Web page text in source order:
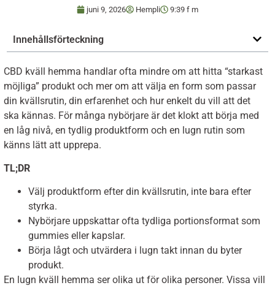
juni 9, 2026 Hempli 9:39 f m
Innehållsförteckning
CBD kväll hemma handlar ofta mindre om att hitta “starkast
möjliga” produkt och mer om att välja en form som passar
din kvällsrutin, din erfarenhet och hur enkelt du vill att det
ska kännas. För många nybörjare är det klokt att börja med
en låg nivå, en tydlig produktform och en lugn rutin som
känns lätt att upprepa.
TL;DR
Välj produktform efter din kvällsrutin, inte bara efter
styrka.
Nybörjare uppskattar ofta tydliga portionsformat som
gummies eller kapslar.
Börja lågt och utvärdera i lugn takt innan du byter
produkt.
En lugn kväll hemma ser olika ut för olika personer. Vissa vill